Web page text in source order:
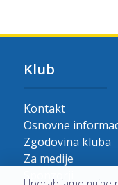
Klub
Kontakt
Osnovne
Zgodovina kluba
Za medije